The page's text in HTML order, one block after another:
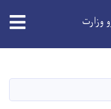
وزارت